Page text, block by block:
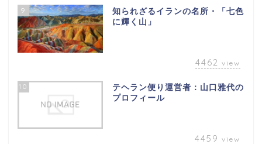
9
知られざるイランの名所・「七色
に輝く山」
4462 view
10
テヘラン便り運営者：山口雅代の
プロフィール
4459 view